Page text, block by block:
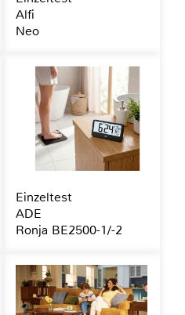
Alfi
Neo
Einzeltest
ADE
Ronja BE2500-1/-2